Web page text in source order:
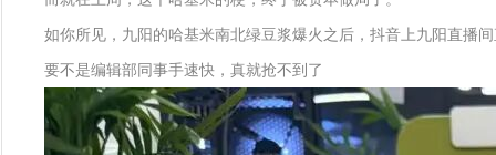
如你所见，九阳的哈基米南北绿豆浆爆火之后，抖音上九阳直播
要不是编辑部同事手速快，真就抢不到了